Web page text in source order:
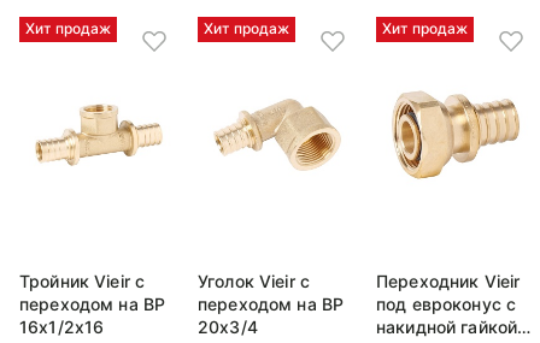
Хит продаж
Тройник Vieir с
переходом на ВР
16x1/2x16
Хит продаж
Уголок Vieir с
переходом на ВР
20x3/4
Хит продаж
Переходник Vieir
под евроконус с
накидной гайкой